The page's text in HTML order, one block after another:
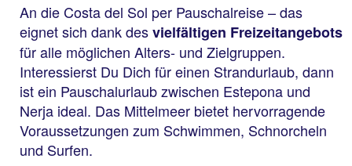
An die Costa del Sol per Pauschalreise – das
eignet sich dank desvielfältigen Freizeitangebots
für alle möglichen Alters- und Zielgruppen.
Interessierst Du Dich für einen Strandurlaub, dann
ist ein Pauschalurlaub zwischen Estepona und
Nerja ideal. Das Mittelmeer bietet hervorragende
Voraussetzungen zum Schwimmen, Schnorcheln
und Surfen.